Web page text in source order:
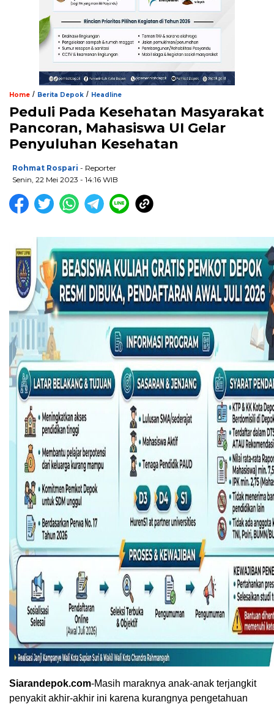
Home / Berita Depok / Headline
Peduli Pada Kesehatan Masyarakat
Pancoran, Mahasiswa UI Gelar
Penyuluhan Kesehatan
Rohmat Rospari - Reporter
Senin, 22 Mei 2023 - 14:16 WIB
Siarandepok.com-Masih maraknya anak-anak terjangkit
penyakit akhir-akhir ini karena kurangnya pengetahuan